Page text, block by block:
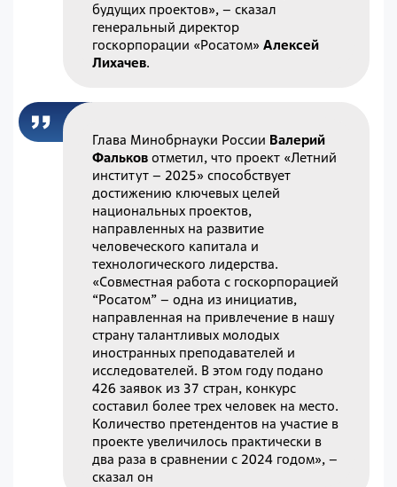
будущих проектов», – сказал
генеральный директор
госкорпорации «Росатом» Алексей
Лихачев.
Глава Минобрнауки России Валерий
Фальков отметил, что проект «Летний
институт – 2025» способствует
достижению ключевых целей
национальных проектов,
направленных на развитие
человеческого капитала и
технологического лидерства.
«Совместная работа с госкорпорацией
“Росатом” – одна из инициатив,
направленная на привлечение в нашу
страну талантливых молодых
иностранных преподавателей и
исследователей. В этом году подано
426 заявок из 37 стран, конкурс
составил более трех человек на место.
Количество претендентов на участие в
проекте увеличилось практически в
два раза в сравнении с 2024 годом», –
сказал он